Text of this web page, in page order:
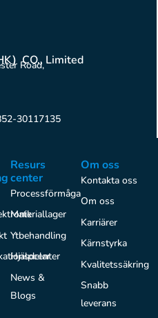
）CO., Limited
Road,
30117135
Resurs
center
Processförmåga
Materiallager
Ytbehandling
Hjälpcenter
News &
Blogs
Om oss
Kontakta oss
Om oss
Karriärer
Kärnstyrka
Kvalitetssäkring
Snabb
leverans